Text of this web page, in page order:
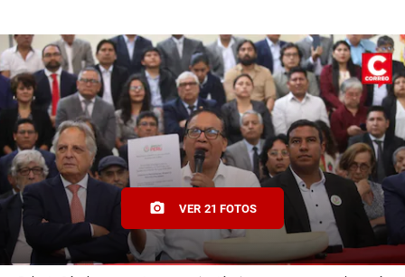
VER 21 FOTOS